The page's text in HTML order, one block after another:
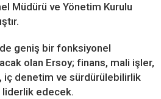
Müdürü ve Yönetim Kurulu
geniş bir fonksiyonel
olan Ersoy; finans, mali işler,
iç denetim ve sürdürülebilirlik
edecek.